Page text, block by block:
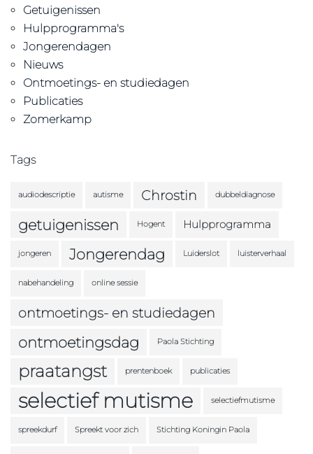
Getuigenissen
Hulpprogramma's
Jongerendagen
Nieuws
Ontmoetings- en studiedagen
Publicaties
Zomerkamp
Tags
audiodescriptie autisme Chrostin dubbeldiagnose
getuigenissen Hogent Hulpprogramma
jongeren Jongerendag Luiderslot luisterverhaal
nabehandeling online sessie
ontmoetings- en studiedagen
ontmoetingsdag Paola Stichting
praatangst prentenboek publicaties
selectief mutisme selectiefmutisme
spreekdurf Spreekt voor zich Stichting Koningin Paola